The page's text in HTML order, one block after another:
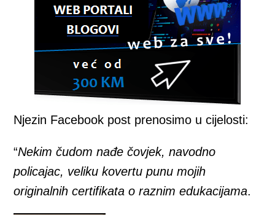
Njezin Facebook post prenosimo u cijelosti:
“Nekim čudom nađe čovjek, navodno
policajac, veliku kovertu punu mojih
originalnih certifikata o raznim edukacijama.